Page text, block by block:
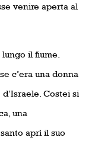
venire aperta al
il fiume.
c’era una donna
Costei si
una
aprì il suo